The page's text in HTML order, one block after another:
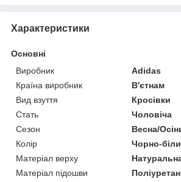
Характеристики
Основні
Виробник
Adidas
Країна виробник
В'єтнам
Вид взуття
Кросівки
Стать
Чоловіча
Сезон
Весна/
Колір
Чорно-
Матеріал верху
Матеріал підошви
Поліуретан